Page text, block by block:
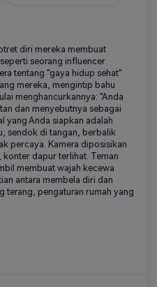
diri mereka membuat
seorang influencer
tentang "gaya hidup sehat"
mereka, mengintip bahu
menghancurkannya: "Anda
dan menyebutnya sebagai
yang Anda siapkan adalah
sendok di tangan, berbalik
percaya. Kamera diposisikan
konter dapur terlihat. Teman
membuat wajah kecewa
antara membela diri dan
terang, pengaturan rumah yang